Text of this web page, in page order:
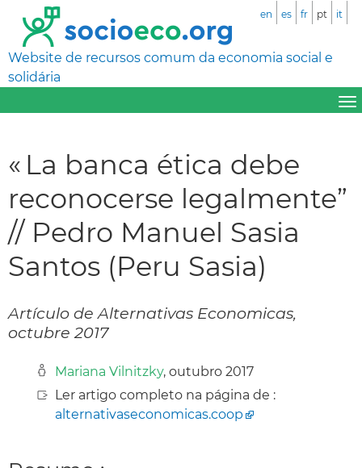
Website de recursos comum da economia social e
solidária
en es fr pt it
« La banca ética debe
reconocerse legalmente”
// Pedro Manuel Sasia
Santos (Peru Sasia)
Artículo de Alternativas Economicas,
octubre 2017
Mariana Vilnitzky, outubro 2017
Ler artigo completo na página de :
alternativaseconomicas.coop